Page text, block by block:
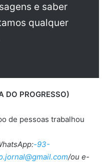
e saber
qualquer
PROGRESSO)
de pessoas trabalhou
-93-
/ou e-